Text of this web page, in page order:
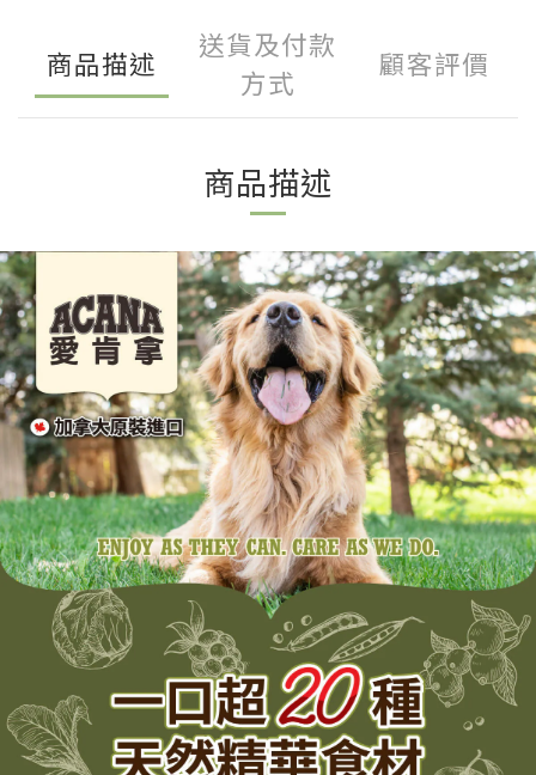
商品描述
送貨及付款
方式
顧客評價
商品描述